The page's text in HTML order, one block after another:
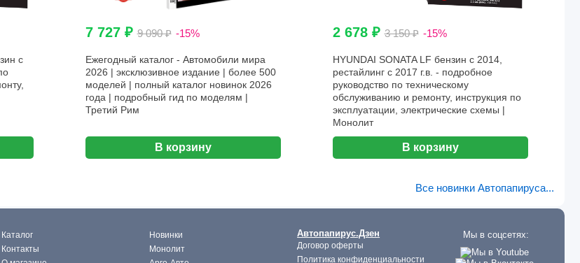
с
7 727 ₽9 090 ₽ -15%
Ежегодный каталог - Автомобили мира
2026 | эксклюзивное издание | более 500
моделей | полный каталог новинок 2026
года | подробный гид по моделям |
Третий Рим
В корзину
2 678 ₽3 150 ₽ -15%
HYUNDAI SONATA LF бензин с 2014,
рестайлинг с 2017 г.в. - подробное
руководство по техническому
обслуживанию и ремонту, инструкция по
эксплуатации, электрические схемы |
Монолит
В корзину
Все новинки Автопапируса...
Каталог
Контакты
Новинки
Монолит
Автопапирус.Дзен
Договор оферты
Политика конфиденциальности
Мы в соцсетях: